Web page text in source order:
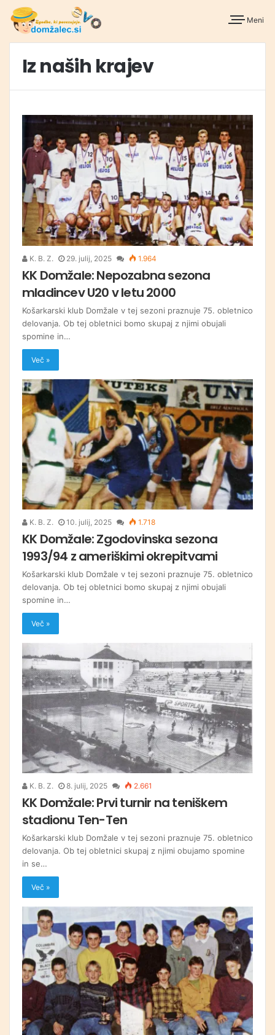
Meni
Iz naših krajev
K. B. Z. 29. julij, 2025 1.964
KK Domžale: Nepozabna sezona
mladincev U20 v letu 2000
Košarkarski klub Domžale v tej sezoni praznuje 75. obletnico
delovanja. Ob tej obletnici bomo skupaj z njimi obujali
spomine in…
Več »
K. B. Z. 10. julij, 2025 1.718
KK Domžale: Zgodovinska sezona
1993/94 z ameriškimi okrepitvami
Košarkarski klub Domžale v tej sezoni praznuje 75. obletnico
delovanja. Ob tej obletnici bomo skupaj z njimi obujali
spomine in…
Več »
K. B. Z. 8. julij, 2025 2.661
KK Domžale: Prvi turnir na teniškem
stadionu Ten-Ten
Košarkarski klub Domžale v tej sezoni praznuje 75. obletnico
delovanja. Ob tej obletnici skupaj z njimi obujamo spomine
in se…
Več »